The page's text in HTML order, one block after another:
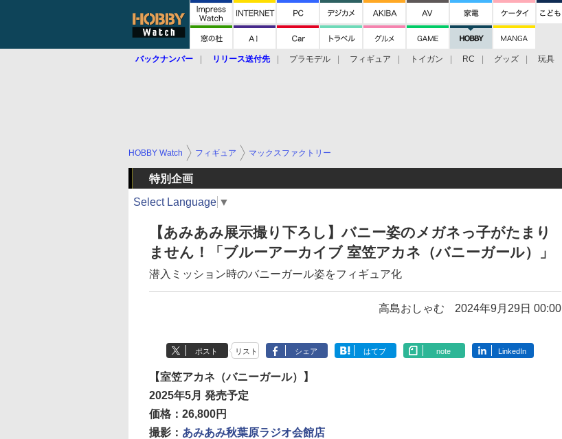
バックナンバー リリース送付先 プラモデル フィギュア トイガン RC グッズ 玩具
HOBBY Watch フィギュア マックスファクトリー
特別企画
Select Language ▼
【あみあみ展示撮り下ろし】バニー姿のメガネっ子がたまり
ません！「ブルーアーカイブ 室笠アカネ（バニーガール）」
潜入ミッション時のバニーガール姿をフィギュア化
高島おしゃむ 2024年9月29日 00:00
ポスト リスト シェア はてブ note LinkedIn
【室笠アカネ（バニーガール）】
2025年5月 発売予定
価格：26,800円
撮影： あみあみ秋葉原ラジオ会館店